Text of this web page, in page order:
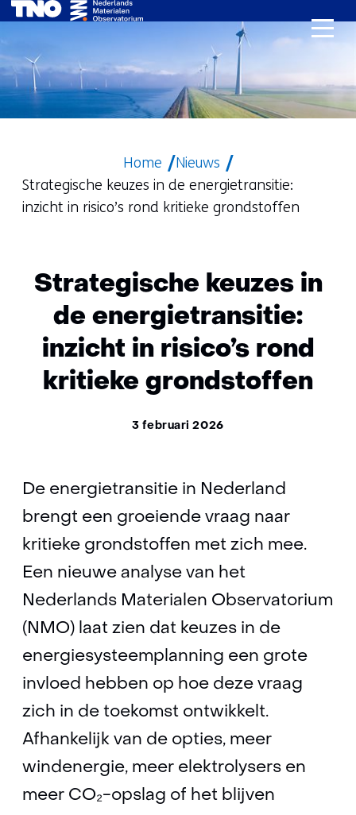
Ga
naar
de
inhoud
Home
Nieuws
Strategische keuzes in de energietransitie:
inzicht in risico’s rond kritieke grondstoffen
Strategische keuzes in
de energietransitie:
inzicht in risico’s rond
kritieke grondstoffen
3 februari 2026
De energietransitie in Nederland
brengt een groeiende vraag naar
kritieke grondstoffen met zich mee.
Een nieuwe analyse van het
Nederlands Materialen Observatorium
(NMO) laat zien dat keuzes in de
energiesysteemplanning een grote
invloed hebben op hoe deze vraag
zich in de toekomst ontwikkelt.
Afhankelijk van de opties, meer
windenergie, meer elektrolysers en
meer CO₂-opslag of het blijven